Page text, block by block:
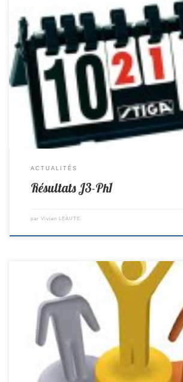
R2-> St Colomban 6-8 CholetD1-> St Colomban
Philbert 15–5 St ColombanD4 -> Haie Fouassière 1-9
ColombanJeunes D3 -> St Brevin 4-6 St Colomban
ACTUALITÉS
Résultats J3-Ph1
par Vivien LEAUTE
Ce week end avait lieu le 1er tour du critérium
Régionale Poussins Melvin termine 5èmeEn
13ème et se maintient.En Pré-Régionale Juniors
et monte en Régionale.En Séniors D1 Lucas Gr
maintient.En Régionale Juniors Léa termine 1ère